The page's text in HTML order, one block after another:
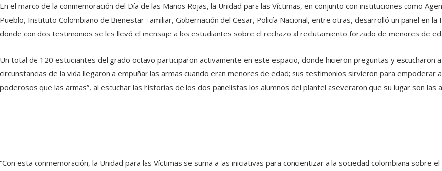
En el marco de la conmemoración del Día de las Manos Rojas, la Unidad para las Víctimas, en conjunto con instituciones como
Pueblo, Instituto Colombiano de Bienestar Familiar, Gobernación del Cesar, Policía Nacional, entre otras, desarrolló un panel en
donde con dos testimonios se les llevó el mensaje a los estudiantes sobre el rechazo al reclutamiento forzado de menores de
Un total de 120 estudiantes del grado octavo participaron activamente en este espacio, donde hicieron preguntas y
circunstancias de la vida llegaron a empuñar las armas cuando eran menores de edad; sus testimonios sirvieron para empoderar
poderosos que las armas”, al escuchar las historias de los dos panelistas los alumnos del plantel aseveraron que su lugar son las
“Con esta conmemoración, la Unidad para las Víctimas se suma a las iniciativas para concientizar a la sociedad colombiana sobre